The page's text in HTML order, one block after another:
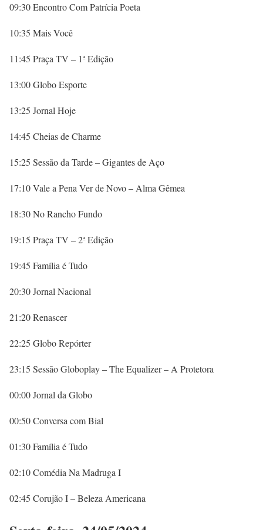
09:30 Encontro Com Patrícia Poeta
10:35 Mais Você
11:45 Praça TV – 1ª Edição
13:00 Globo Esporte
13:25 Jornal Hoje
14:45 Cheias de Charme
15:25 Sessão da Tarde – Gigantes de Aço
17:10 Vale a Pena Ver de Novo – Alma Gêmea
18:30 No Rancho Fundo
19:15 Praça TV – 2ª Edição
19:45 Família é Tudo
20:30 Jornal Nacional
21:20 Renascer
22:25 Globo Repórter
23:15 Sessão Globoplay – The Equalizer – A Protetora
00:00 Jornal da Globo
00:50 Conversa com Bial
01:30 Família é Tudo
02:10 Comédia Na Madruga I
02:45 Corujão I – Beleza Americana